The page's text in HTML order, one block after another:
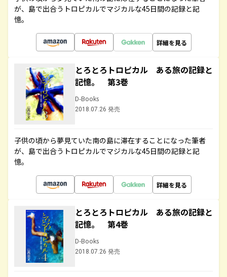
が、島で出合うトロピカルでマジカルな45日間の記録と記
憶。
詳細を見る
とろとろトロピカル ある旅の記録と
記憶。 第3巻
D-Books
2018.07.26 発売
子供の頃から夢見ていた南の島に滞在することになった筆者
が、島で出合うトロピカルでマジカルな45日間の記録と記
憶。
詳細を見る
とろとろトロピカル ある旅の記録と
記憶。 第4巻
D-Books
2018.07.26 発売